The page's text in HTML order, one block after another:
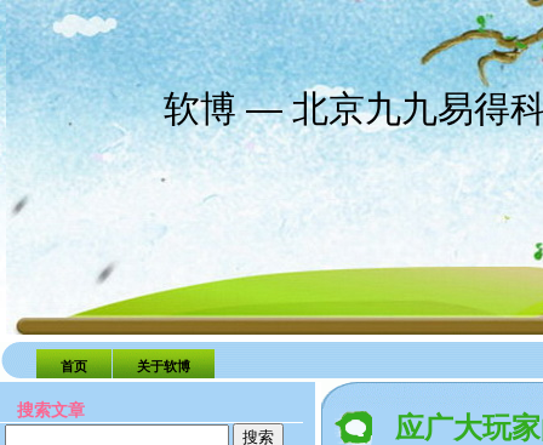
软博 — 北京九九易得
首页 关于软博
搜索文章
应广大玩